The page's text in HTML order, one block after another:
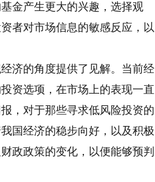
金产生更大的兴趣，选择观
者对市场信息的敏感反应，以
济的角度提供了见解。当前经
资选项，在市场上的表现一直
，对于那些寻求低风险投资的
国经济的稳步向好，以及积极
政政策的变化，以便能够预判